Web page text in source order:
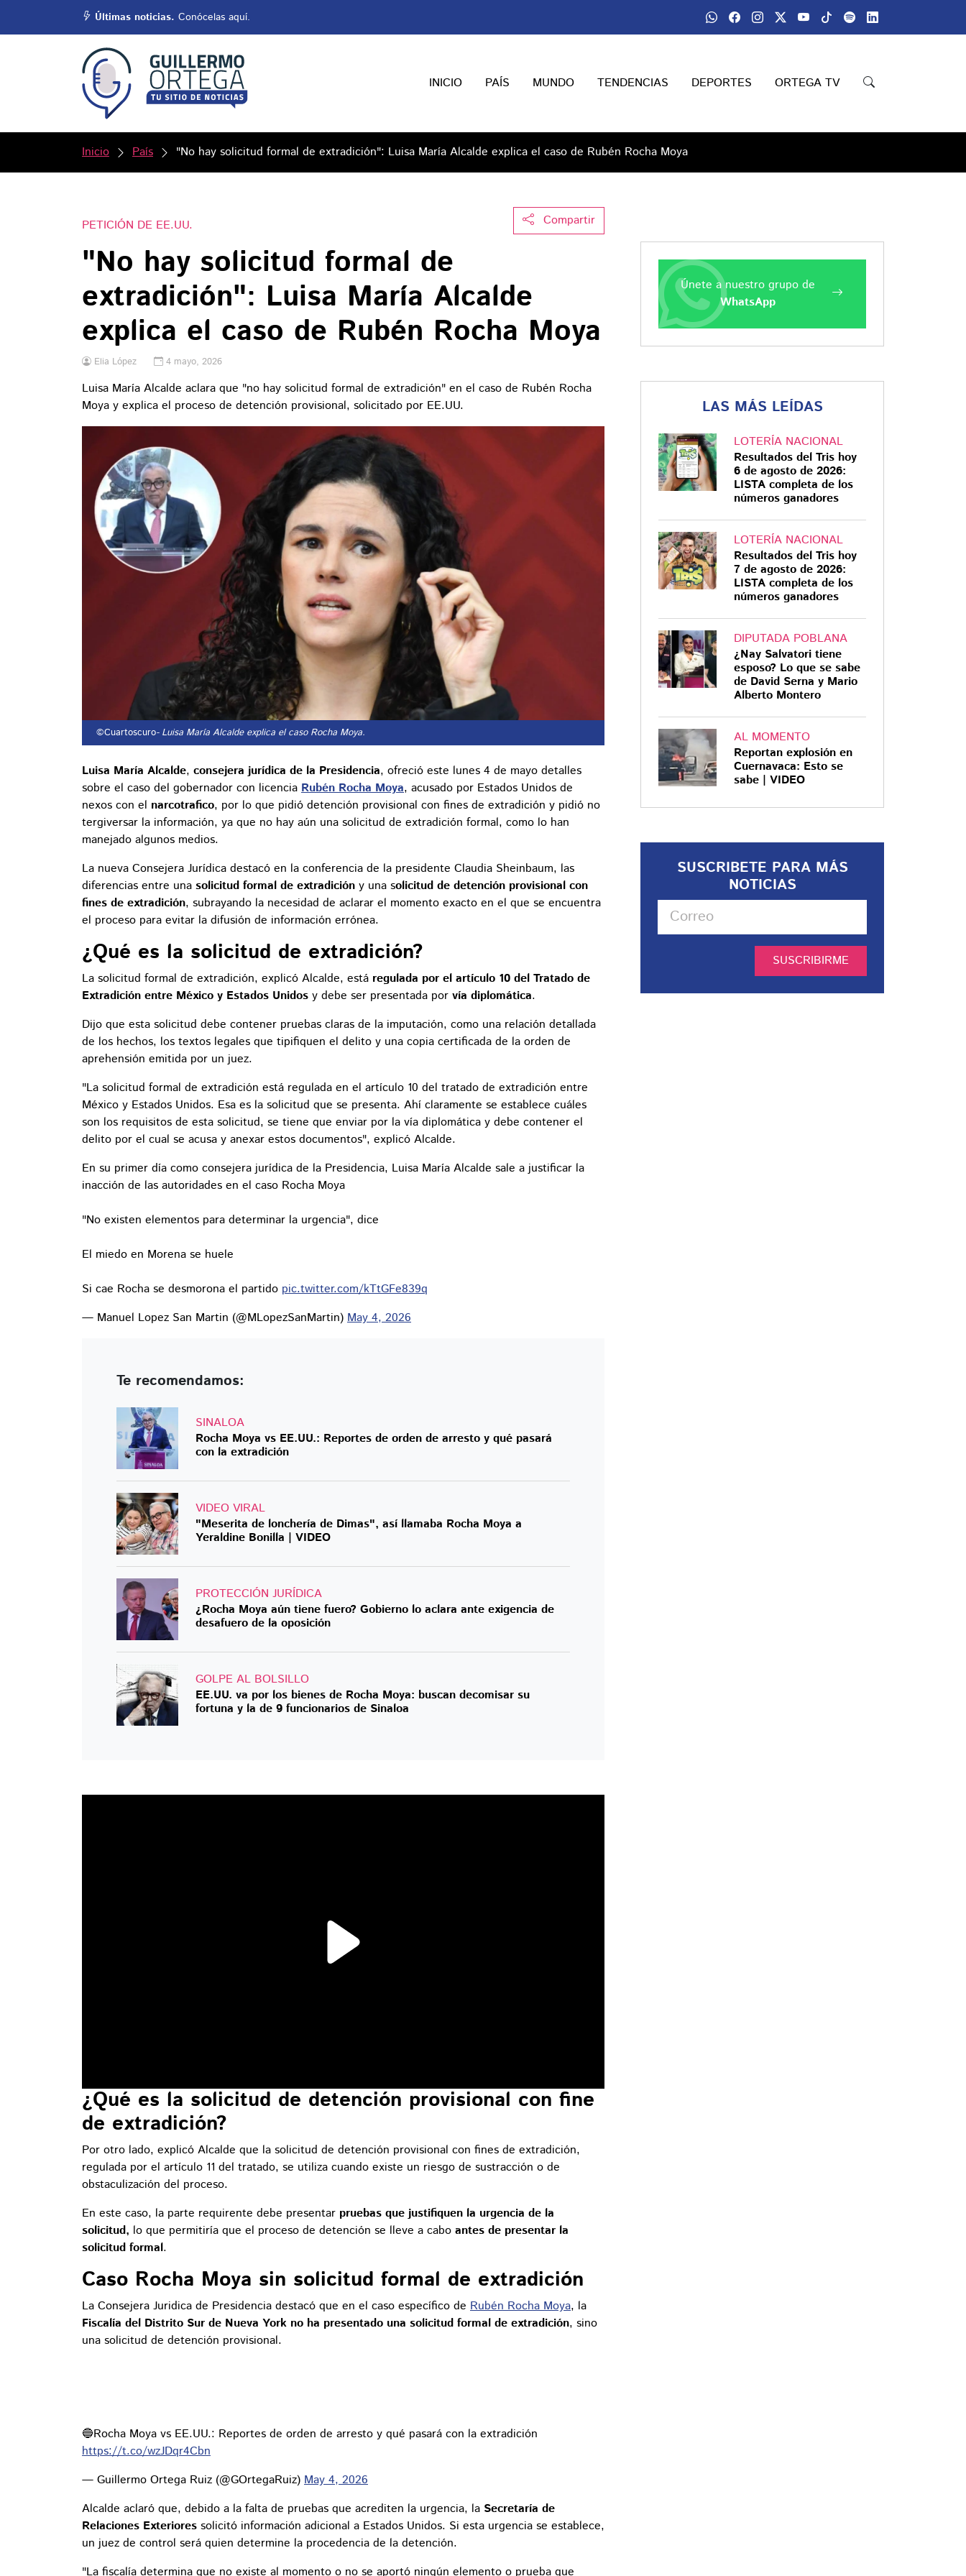
Últimas noticias. Conócelas aquí.
INICIO PAÍS MUNDO TENDENCIAS DEPORTES ORTEGA TV
Inicio País "No hay solicitud formal de extradición": Luisa María Alcalde explica el caso de Rubén Rocha Moya
Compartir
PETICIÓN DE EE.UU.
"No hay solicitud formal de
extradición": Luisa María Alcalde
explica el caso de Rubén Rocha Moya
Elia López 4 mayo, 2026
Luisa María Alcalde aclara que "no hay solicitud formal de extradición" en el caso de Rubén Rocha
Moya y explica el proceso de detención provisional, solicitado por EE.UU.
©Cuartoscuro- Luisa María Alcalde explica el caso Rocha Moya.
Luisa María Alcalde, consejera jurídica de la Presidencia, ofreció este lunes 4 de mayo detalles
sobre el caso del gobernador con licencia Rubén Rocha Moya, acusado por Estados Unidos de
nexos con el narcotrafico, por lo que pidió detención provisional con fines de extradición y pidió no
tergiversar la información, ya que no hay aún una solicitud de extradición formal, como lo han
manejado algunos medios.
La nueva Consejera Jurídica destacó en la conferencia de la presidente Claudia Sheinbaum, las
diferencias entre una solicitud formal de extradición y una solicitud de detención provisional con
fines de extradición, subrayando la necesidad de aclarar el momento exacto en el que se encuentra
el proceso para evitar la difusión de información errónea.
¿Qué es la solicitud de extradición?
La solicitud formal de extradición, explicó Alcalde, está regulada por el artículo 10 del Tratado de
Extradición entre México y Estados Unidos y debe ser presentada por vía diplomática.
Dijo que esta solicitud debe contener pruebas claras de la imputación, como una relación detallada
de los hechos, los textos legales que tipifiquen el delito y una copia certificada de la orden de
aprehensión emitida por un juez.
"La solicitud formal de extradición está regulada en el artículo 10 del tratado de extradición entre
México y Estados Unidos. Esa es la solicitud que se presenta. Ahí claramente se establece cuáles
son los requisitos de esta solicitud, se tiene que enviar por la vía diplomática y debe contener el
delito por el cual se acusa y anexar estos documentos", explicó Alcalde.
En su primer día como consejera jurídica de la Presidencia, Luisa María Alcalde sale a justificar la
inacción de las autoridades en el caso Rocha Moya
"No existen elementos para determinar la urgencia", dice
El miedo en Morena se huele
Si cae Rocha se desmorona el partido pic.twitter.com/kTtGFe839q
— Manuel Lopez San Martin (@MLopezSanMartin) May 4, 2026
Te recomendamos:
SINALOA
Rocha Moya vs EE.UU.: Reportes de orden de arresto y qué pasará
con la extradición
VIDEO VIRAL
"Meserita de lonchería de Dimas", así llamaba Rocha Moya a
Yeraldine Bonilla | VIDEO
PROTECCIÓN JURÍDICA
¿Rocha Moya aún tiene fuero? Gobierno lo aclara ante exigencia de
desafuero de la oposición
GOLPE AL BOLSILLO
EE.UU. va por los bienes de Rocha Moya: buscan decomisar su
fortuna y la de 9 funcionarios de Sinaloa
¿Qué es la solicitud de detención provisional con fine
de extradición?
Por otro lado, explicó Alcalde que la solicitud de detención provisional con fines de extradición,
regulada por el artículo 11 del tratado, se utiliza cuando existe un riesgo de sustracción o de
obstaculización del proceso.
En este caso, la parte requirente debe presentar pruebas que justifiquen la urgencia de la
solicitud, lo que permitiría que el proceso de detención se lleve a cabo antes de presentar la
solicitud formal.
Caso Rocha Moya sin solicitud formal de extradición
La Consejera Juridica de Presidencia destacó que en el caso específico de Rubén Rocha Moya, la
Fiscalía del Distrito Sur de Nueva York no ha presentado una solicitud formal de extradición, sino
una solicitud de detención provisional.
🔵Rocha Moya vs EE.UU.: Reportes de orden de arresto y qué pasará con la extradición
https://t.co/wzJDqr4Cbn
— Guillermo Ortega Ruiz (@GOrtegaRuiz) May 4, 2026
Alcalde aclaró que, debido a la falta de pruebas que acrediten la urgencia, la Secretaría de
Relaciones Exteriores solicitó información adicional a Estados Unidos. Si esta urgencia se establece,
un juez de control será quien determine la procedencia de la detención.
"La fiscalía determina que no existe al momento o no se aportó ningún elemento o prueba que
Únete a nuestro grupo de
WhatsApp
LAS MÁS LEÍDAS
LOTERÍA NACIONAL
Resultados del Tris hoy
6 de agosto de 2026:
LISTA completa de los
números ganadores
LOTERÍA NACIONAL
Resultados del Tris hoy
7 de agosto de 2026:
LISTA completa de los
números ganadores
DIPUTADA POBLANA
¿Nay Salvatori tiene
esposo? Lo que se sabe
de David Serna y Mario
Alberto Montero
AL MOMENTO
Reportan explosión en
Cuernavaca: Esto se
sabe | VIDEO
SUSCRIBETE PARA MÁS
NOTICIAS
SUSCRIBIRME